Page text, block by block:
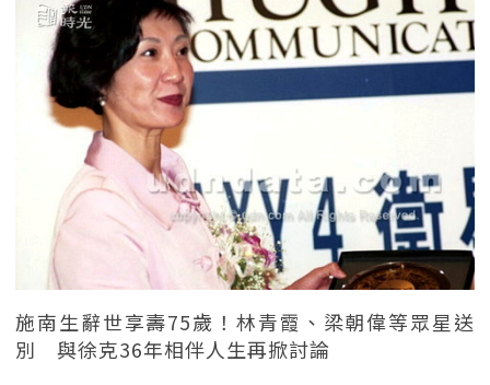
施南生辭世享壽75歲！林青霞、梁朝偉等眾星送
別 與徐克36年相伴人生再掀討論